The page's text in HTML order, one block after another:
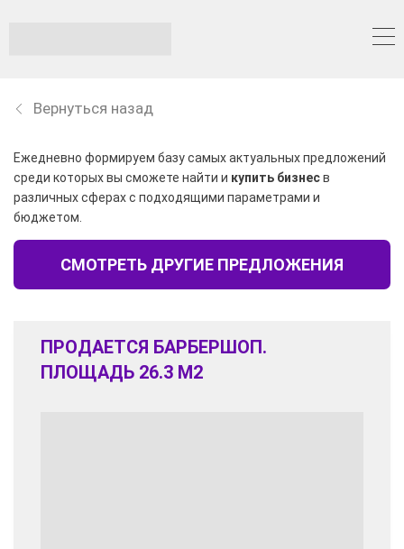
Вернуться назад
Ежедневно формируем базу самых актуальных предложений
среди которых вы сможете найти и купить бизнесв
различных сферах с подходящими параметрами и
бюджетом.
СМОТРЕТЬ ДРУГИЕ ПРЕДЛОЖЕНИЯ
ПРОДАЕТСЯ БАРБЕРШОП.
ПЛОЩАДЬ 26.3 М2